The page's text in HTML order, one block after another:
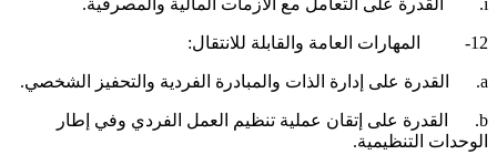
العامة والقابلة للانتقال:
b. القدرة على إتقان عملية تنظيم العمل الفردي وفي إطار
التنظيمية.